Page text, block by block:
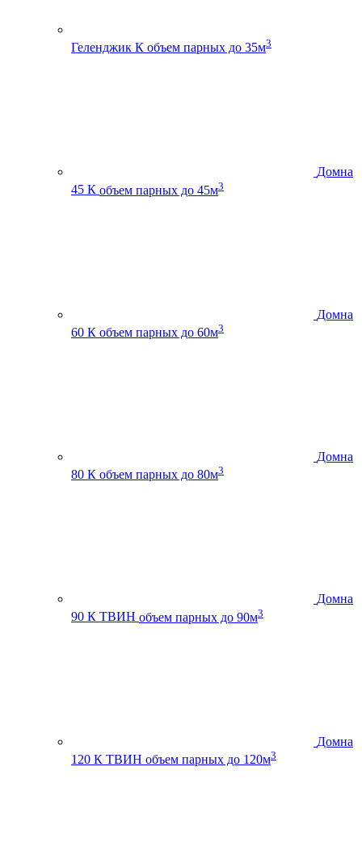
Геленджик К объем парных до 35м3
Домна
45 К объем парных до 45м3
Домна
60 К объем парных до 60м3
Домна
80 К объем парных до 80м3
Домна
90 К ТВИН объем парных до 90м3
Домна
120 К ТВИН объем парных до 120м3